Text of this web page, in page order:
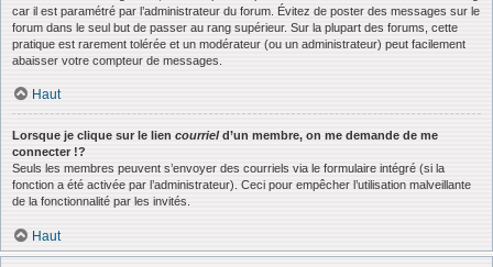
car il est paramétré par l’administrateur du forum. Évitez de poster des messages sur le
forum dans le seul but de passer au rang supérieur. Sur la plupart des forums, cette
pratique est rarement tolérée et un modérateur (ou un administrateur) peut facilement
abaisser votre compteur de messages.
Haut
Lorsque je clique sur le lien courrield’un membre, on me demande de me
connecter !?
Seuls les membres peuvent s’envoyer des courriels via le formulaire intégré (si la
fonction a été activée par l’administrateur). Ceci pour empêcher l’utilisation malveillante
de la fonctionnalité par les invités.
Haut